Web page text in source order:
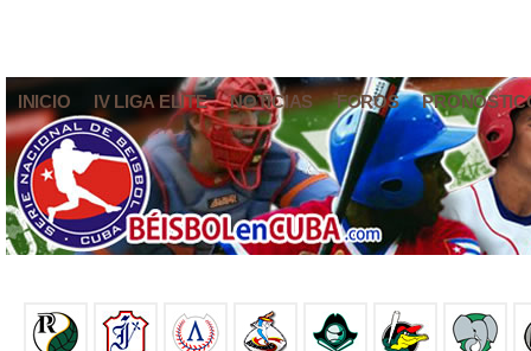
INICIO IV LIGA ELITE NOTICIAS FOROS